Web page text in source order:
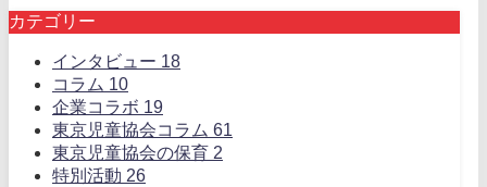
カテゴリー
インタビュー 18
コラム 10
企業コラボ 19
東京児童協会コラム 61
東京児童協会の保育 2
特別活動 26